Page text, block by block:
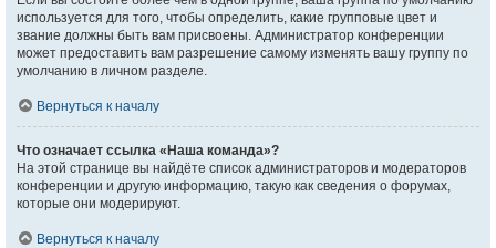
используется для того, чтобы определить, какие групповые цвет и
звание должны быть вам присвоены. Администратор конференции
может предоставить вам разрешение самому изменять вашу группу по
умолчанию в личном разделе.
Вернуться к началу
Что означает ссылка «Наша команда»?
На этой странице вы найдёте список администраторов и модераторов
конференции и другую информацию, такую как сведения о форумах,
которые они модерируют.
Вернуться к началу